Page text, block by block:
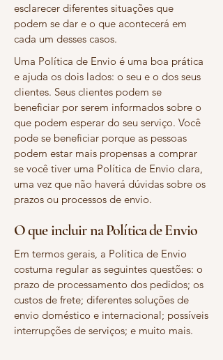
esclarecer diferentes situações que
podem se dar e o que acontecerá em
cada um desses casos.
Uma Política de Envio é uma boa prática
e ajuda os dois lados: o seu e o dos seus
clientes. Seus clientes podem se
beneficiar por serem informados sobre o
que podem esperar do seu serviço. Você
pode se beneficiar porque as pessoas
podem estar mais propensas a comprar
se você tiver uma Política de Envio clara,
uma vez que não haverá dúvidas sobre os
prazos ou processos de envio.
O que incluir na Política de Envio
Em termos gerais, a Política de Envio
costuma regular as seguintes questões: o
prazo de processamento dos pedidos; os
custos de frete; diferentes soluções de
envio doméstico e internacional; possíveis
interrupções de serviços; e muito mais.